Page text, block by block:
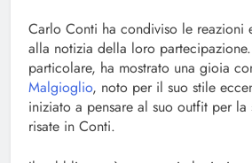
Carlo Conti ha condiviso le reazioni
alla notizia della loro
particolare, ha mostrato una gioia
Malgioglio, noto per il suo stile
iniziato a pensare al suo outfit per la
risate in Conti.